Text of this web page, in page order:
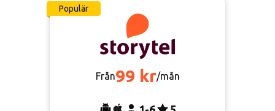
Populär
Från99 kr/mån